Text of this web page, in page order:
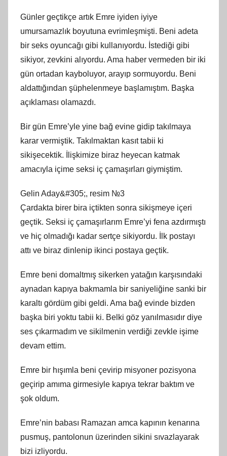
Günler geçtikçe artık Emre iyiden iyiye
umursamazlık boyutuna evrimleşmişti. Beni adeta
bir seks oyuncağı gibi kullanıyordu. İstediği gibi
sikiyor, zevkini alıyordu. Ama haber vermeden bir iki
gün ortadan kayboluyor, arayıp sormuyordu. Beni
aldattığından şüphelenmeye başlamıştım. Başka
açıklaması olamazdı.
Bir gün Emre’yle yine bağ evine gidip takılmaya
karar vermiştik. Takılmaktan kasıt tabii ki
sikişecektik. İlişkimize biraz heyecan katmak
amacıyla içime seksi iç çamaşırları giymiştim.
Gelin Aday&#305;, resim №3
Çardakta birer bira içtikten sonra sikişmeye içeri
geçtik. Seksi iç çamaşırlarım Emre’yi fena azdırmıştı
ve hiç olmadığı kadar sertçe sikiyordu. İlk postayı
attı ve biraz dinlenip ikinci postaya geçtik.
Emre beni domaltmış sikerken yatağın karşısındaki
aynadan kapıya bakmamla bir saniyeliğine sanki bir
karaltı gördüm gibi geldi. Ama bağ evinde bizden
başka biri yoktu tabii ki. Belki göz yanılmasıdır diye
ses çıkarmadım ve sikilmenin verdiği zevkle işime
devam ettim.
Emre bir hışımla beni çevirip misyoner pozisyona
geçirip amıma girmesiyle kapıya tekrar baktım ve
şok oldum.
Emre’nin babası Ramazan amca kapının kenarına
pusmuş, pantolonun üzerinden sikini sıvazlayarak
bizi izliyordu.